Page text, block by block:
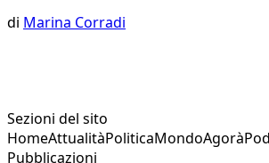
di Marina Corradi
Sezioni del sito
HomeAttualitàPoliticaMondoAgorà
Pubblicazioni